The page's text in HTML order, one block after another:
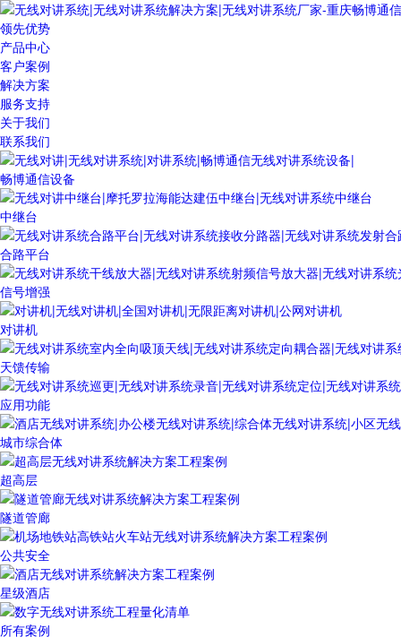
领先优势
产品中心
客户案例
解决方案
服务支持
关于我们
联系我们
畅博通信设备
中继台
合路平台
信号增强
对讲机
天馈传输
应用功能
城市综合体
超高层
隧道管廊
公共安全
星级酒店
所有案例